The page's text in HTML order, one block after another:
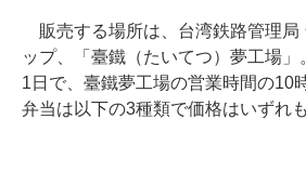
販売する場所は、台湾鉄路管理局
ップ、「臺鐵（たいてつ）夢工場
1日で、臺鐵夢工場の営業時間の10
弁当は以下の3種類で価格はいずれも